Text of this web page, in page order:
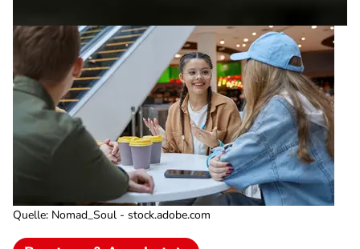
Quelle: Nomad_Soul - stock.adobe.com